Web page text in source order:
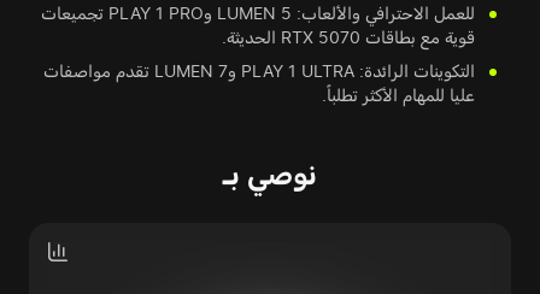
للعمل الاحترافي والألعاب: LUMEN 5 وPLAY 1 PRO تجميعات
قوية مع بطاقات RTX 5070 الحديثة.
التكوينات الرائدة: PLAY 1 ULTRA وLUMEN 7 تقدم مواصفات
عليا للمهام الأكثر تطلباً.
نوصي بـ